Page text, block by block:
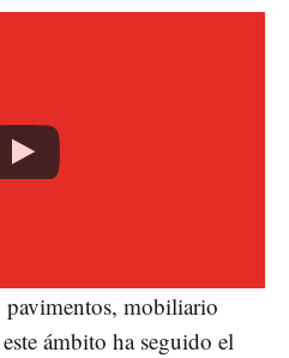
pavimentos, mobiliario
ámbito ha seguido el